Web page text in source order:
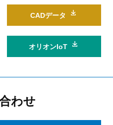
CADデータ
オリオンIoT
わせ